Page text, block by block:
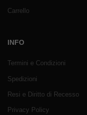
Carrello
INFO
Termini e Condizioni
Spedizioni
Resi e Diritto di Recesso
Privacy Policy